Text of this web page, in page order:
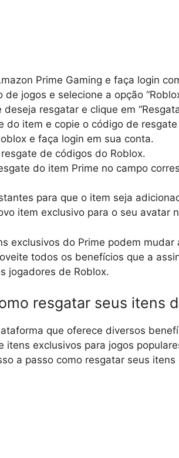
Prime Gaming e faça login
de jogos e selecione a opção
deseja resgatar e clique em
do item e copie o código de
e faça login em sua conta.
de códigos do Roblox.
do item Prime no campo
para que o item seja
item exclusivo para o seu avatar
exclusivos do Prime podem mudar
todos os benefícios que a
jogadores de Roblox.
resgatar seus itens
que oferece diversos
itens exclusivos para jogos
a passo como resgatar seus